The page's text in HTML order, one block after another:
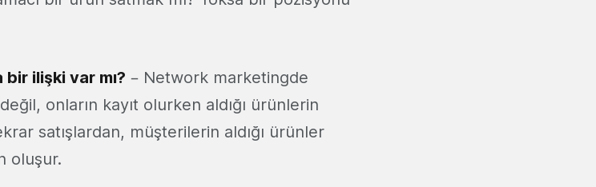
bir ilişki var mı? – Network marketingde
onların kayıt olurken aldığı ürünlerin
satışlardan, müşterilerin aldığı ürünler
oluşur.